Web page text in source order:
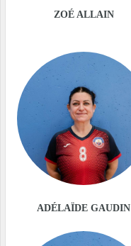
ZOÉ ALLAIN
ADÉLAÏDE GAUDIN